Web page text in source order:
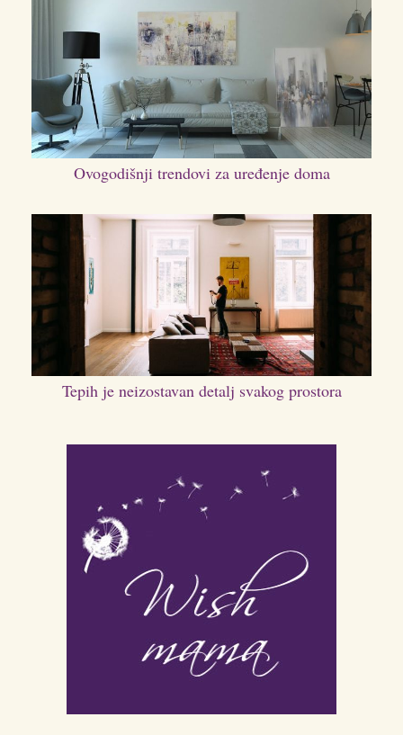
Ovogodišnji trendovi za uređenje doma
Tepih je neizostavan detalj svakog prostora